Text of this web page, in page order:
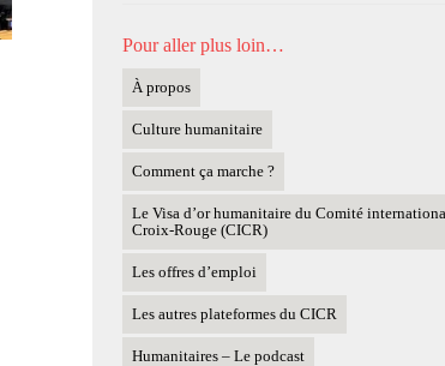
Pour aller plus loin…
À propos
Culture humanitaire
Comment ça marche ?
Le Visa d’or humanitaire du Comité
Croix-Rouge (CICR)
Les offres d’emploi
Les autres plateformes du CICR
Humanitaires – Le podcast